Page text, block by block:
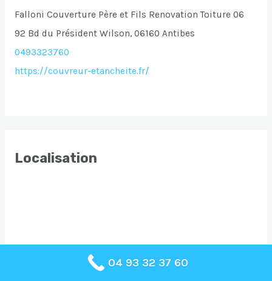
Falloni Couverture Père et Fils Renovation Toiture 06
92 Bd du Président Wilson, 06160 Antibes
0493323760
https://couvreur-etancheite.fr/
Localisation
04 93 32 37 60